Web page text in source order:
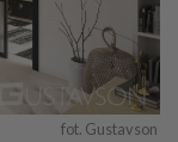
fot. Gustavson